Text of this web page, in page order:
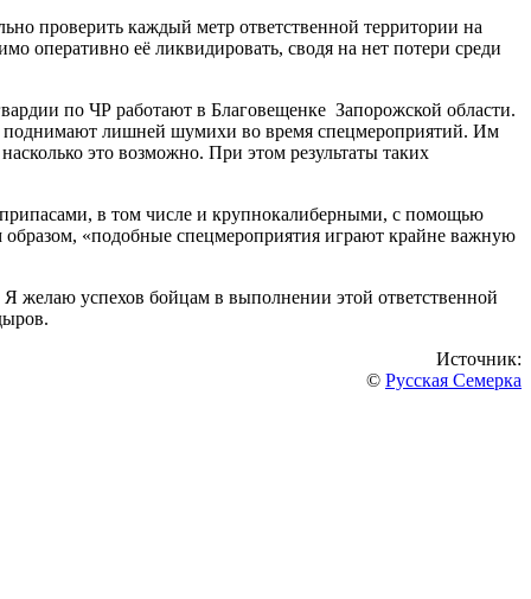
проверить каждый метр ответственной территории на
оперативно её ликвидировать, сводя на нет потери среди
по ЧР работают в Благовещенке Запорожской области.
поднимают лишней шумихи во время спецмероприятий. Им
это возможно. При этом результаты таких
в том числе и крупнокалиберными, с помощью
«подобные спецмероприятия играют крайне важную
желаю успехов бойцам в выполнении этой ответственной
Источник:
© Русская Семерка